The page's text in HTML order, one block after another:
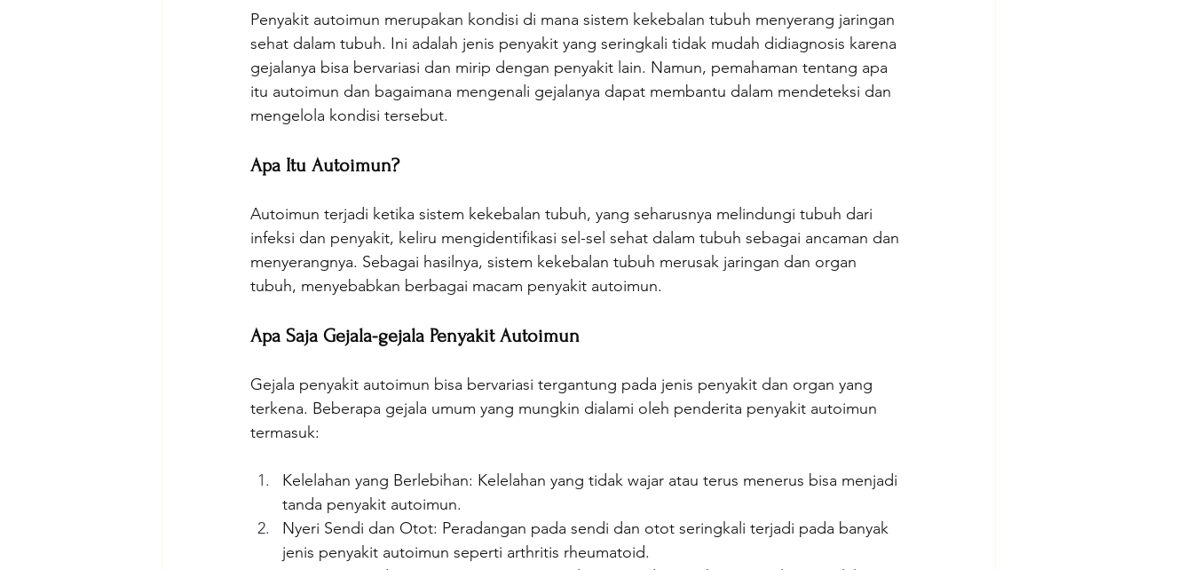
Penyakit autoimun merupakan kondisi di mana sistem kekebalan tubuh menyerang jaringan
sehat dalam tubuh. Ini adalah jenis penyakit yang seringkali tidak mudah didiagnosis karena
gejalanya bisa bervariasi dan mirip dengan penyakit lain. Namun, pemahaman tentang apa
itu autoimun dan bagaimana mengenali gejalanya dapat membantu dalam mendeteksi dan
mengelola kondisi tersebut.
Apa Itu Autoimun?
Autoimun terjadi ketika sistem kekebalan tubuh, yang seharusnya melindungi tubuh dari
infeksi dan penyakit, keliru mengidentifikasi sel-sel sehat dalam tubuh sebagai ancaman dan
menyerangnya. Sebagai hasilnya, sistem kekebalan tubuh merusak jaringan dan organ
tubuh, menyebabkan berbagai macam penyakit autoimun.
Apa Saja Gejala-gejala Penyakit Autoimun
Gejala penyakit autoimun bisa bervariasi tergantung pada jenis penyakit dan organ yang
terkena. Beberapa gejala umum yang mungkin dialami oleh penderita penyakit autoimun
termasuk:
Kelelahan yang Berlebihan: Kelelahan yang tidak wajar atau terus menerus bisa menjadi
tanda penyakit autoimun.
Nyeri Sendi dan Otot: Peradangan pada sendi dan otot seringkali terjadi pada banyak
jenis penyakit autoimun seperti arthritis rheumatoid.